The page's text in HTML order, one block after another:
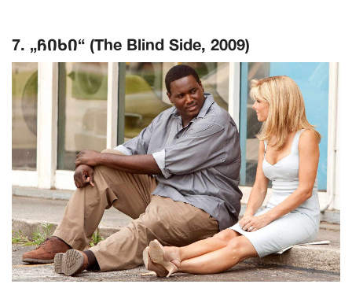
7. „ჩიხი“ (The Blind Side, 2009)